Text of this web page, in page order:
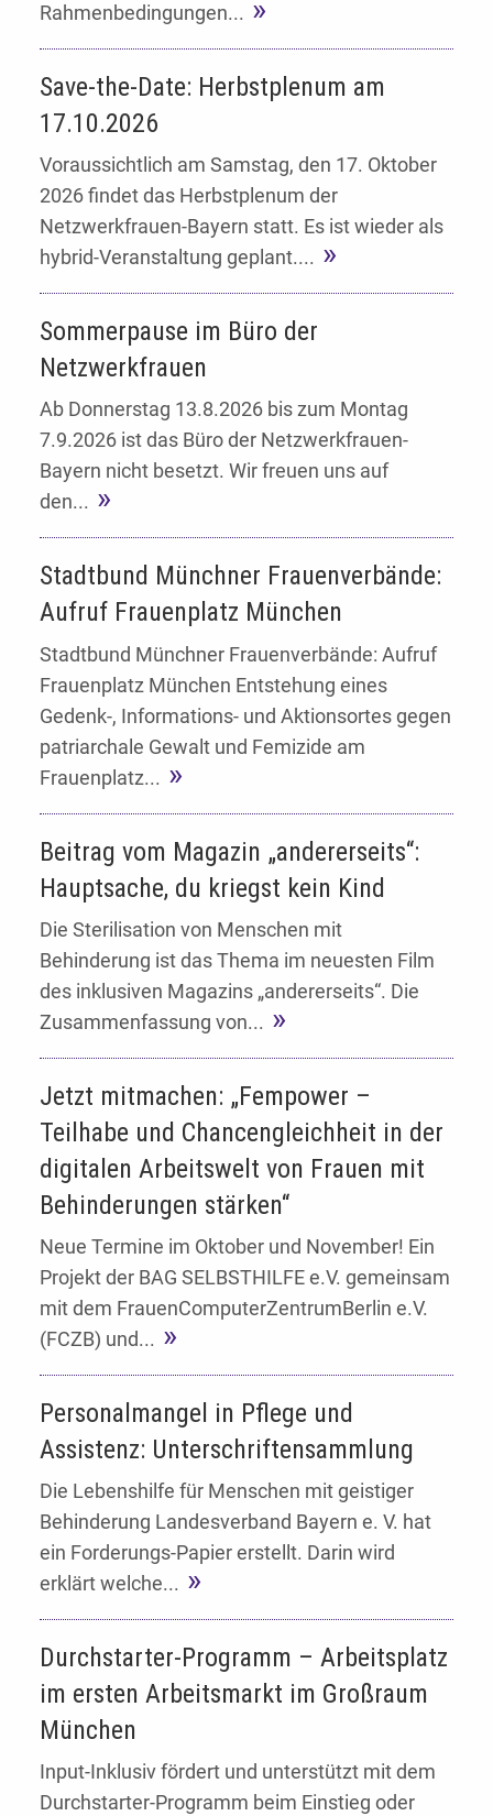
Rahmenbedingungen...
Save-the-Date: Herbstplenum am
17.10.2026
Voraussichtlich am Samstag, den 17. Oktober
2026 findet das Herbstplenum der
Netzwerkfrauen-Bayern statt. Es ist wieder als
hybrid-Veranstaltung geplant....
Sommerpause im Büro der
Netzwerkfrauen
Ab Donnerstag 13.8.2026 bis zum Montag
7.9.2026 ist das Büro der Netzwerkfrauen-
Bayern nicht besetzt. Wir freuen uns auf
den...
Stadtbund Münchner Frauenverbände:
Aufruf Frauenplatz München
Stadtbund Münchner Frauenverbände: Aufruf
Frauenplatz München Entstehung eines
Gedenk-, Informations- und Aktionsortes gegen
patriarchale Gewalt und Femizide am
Frauenplatz...
Beitrag vom Magazin „andererseits“:
Hauptsache, du kriegst kein Kind
Die Sterilisation von Menschen mit
Behinderung ist das Thema im neuesten Film
des inklusiven Magazins „andererseits“. Die
Zusammenfassung von...
Jetzt mitmachen: „Fempower –
Teilhabe und Chancengleichheit in der
digitalen Arbeitswelt von Frauen mit
Behinderungen stärken“
Neue Termine im Oktober und November! Ein
Projekt der BAG SELBSTHILFE e.V. gemeinsam
mit dem FrauenComputerZentrumBerlin e.V.
(FCZB) und...
Personalmangel in Pflege und
Assistenz: Unterschriftensammlung
Die Lebenshilfe für Menschen mit geistiger
Behinderung Landesverband Bayern e. V. hat
ein Forderungs-Papier erstellt. Darin wird
erklärt welche...
Durchstarter-Programm – Arbeitsplatz
im ersten Arbeitsmarkt im Großraum
München
Input-Inklusiv fördert und unterstützt mit dem
Durchstarter-Programm beim Einstieg oder